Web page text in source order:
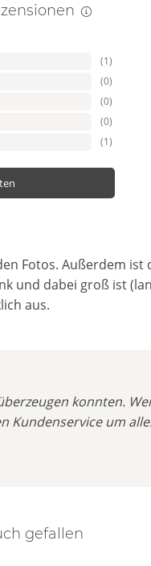
(1)
(0)
(0)
(0)
(1)
Fotos. Außerdem ist
und dabei groß ist
aus.
konnten.
Kundenservice um
gefallen